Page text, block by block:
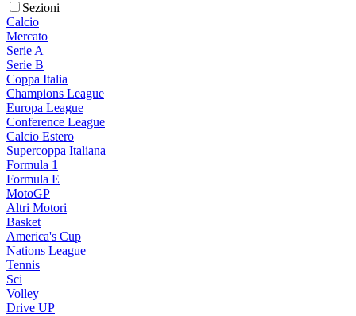
Sezioni
Calcio
Mercato
Serie A
Serie B
Coppa Italia
Champions League
Europa League
Conference League
Calcio Estero
Supercoppa Italiana
Formula 1
Formula E
MotoGP
Altri Motori
Basket
America's Cup
Nations League
Tennis
Sci
Volley
Drive UP